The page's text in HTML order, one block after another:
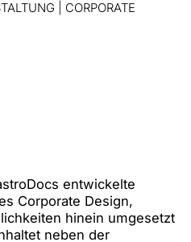
| CORPORATE
entwickelte
Corporate Design,
hinein umgesetzt
neben der